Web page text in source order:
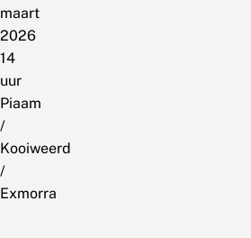
maart
2026
14
uur
Piaam
/
Kooiweerd
/
Exmorra